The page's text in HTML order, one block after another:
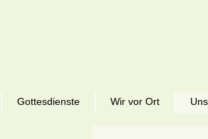
Gottesdienste Wir vor Ort